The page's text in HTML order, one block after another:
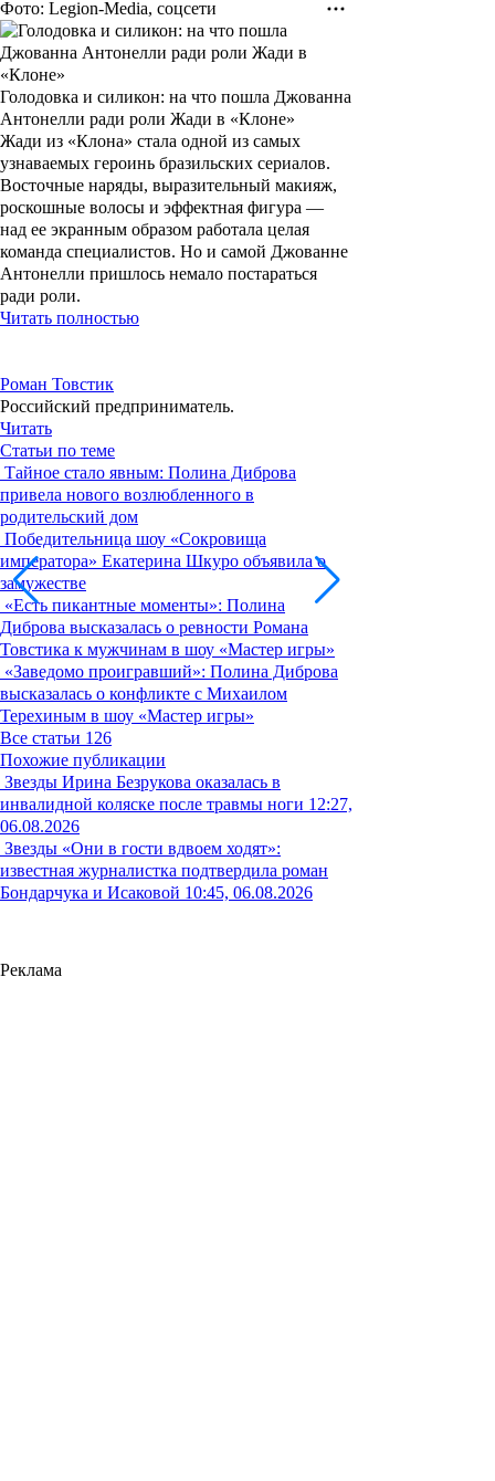
Фото: Legion-Media, соцсети
Голодовка и силикон: на что пошла Джованна
Антонелли ради роли Жади в «Клоне»
Жади из «Клона» стала одной из самых
узнаваемых героинь бразильских сериалов.
Восточные наряды, выразительный макияж,
роскошные волосы и эффектная фигура —
над ее экранным образом работала целая
команда специалистов. Но и самой Джованне
Антонелли пришлось немало постараться
ради роли.
Читать полностью
Роман Товстик
Российский предприниматель.
Читать
Статьи по теме
Тайное стало явным: Полина Диброва
привела нового возлюбленного в
родительский дом
Победительница шоу «Сокровища
императора» Екатерина Шкуро объявила о
замужестве
«Есть пикантные моменты»: Полина
Диброва высказалась о ревности Романа
Товстика к мужчинам в шоу «Мастер игры»
«Заведомо проигравший»: Полина Диброва
высказалась о конфликте с Михаилом
Терехиным в шоу «Мастер игры»
Все статьи 126
Похожие публикации
Звезды Ирина Безрукова оказалась в
инвалидной коляске после травмы ноги 12:27,
06.08.2026
Звезды «Они в гости вдвоем ходят»:
известная журналистка подтвердила роман
Бондарчука и Исаковой 10:45, 06.08.2026
Реклама